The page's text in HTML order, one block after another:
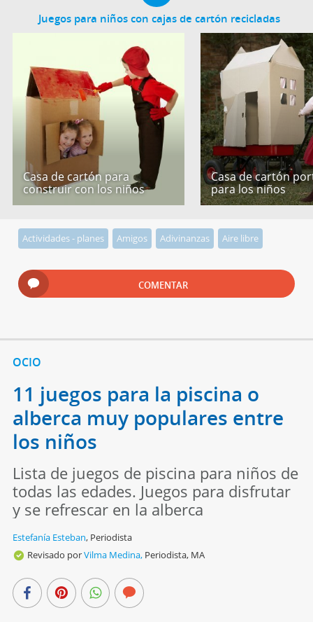
Juegos para niños con cajas de cartón recicladas
Casa de cartón para
construir con los niños
Casa de cartón
para los niños
Actividades - planes Amigos Adivinanzas Aire libre
COMENTAR
OCIO
11 juegos para la piscina o
alberca muy populares entre
los niños
Lista de juegos de piscina para niños de
todas las edades. Juegos para disfrutar
y se refrescar en la alberca
Estefanía Esteban, Periodista
Revisado porVilma Medina, Periodista, MA